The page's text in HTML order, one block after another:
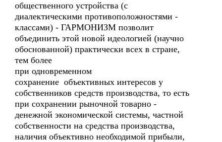
общественного устройства (с
диалектическими противоположностями -
классами) - ГАРМОНИЗМ позволит
объединить этой новой идеологией (научно
обоснованной) практически всех в стране,
тем более
при одновременном
сохранение объективных интересов у
собственников средств производства, то есть
при сохранении рыночной товарно -
денежной экономической системы, частной
собственности на средства производства,
наличия объективно необходимой прибыли,